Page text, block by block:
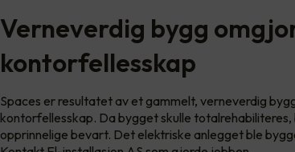
Verneverdig bygg
kontorfellesskap
Spaces er resultatet av et gammelt, verneverdig
kontorfellesskap. Da bygget skulle
opprinnelige bevart. Det elektriske anlegget ble